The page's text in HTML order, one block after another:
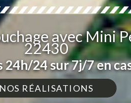
avec Mini
22430
24 sur 7j/7 en
NOS RÉALISATIONS